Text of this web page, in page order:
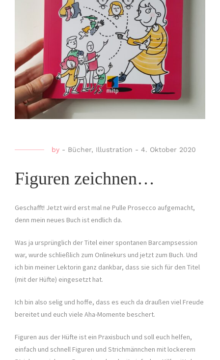
by - Bücher, Illustration - 4. Oktober 2020
Figuren zeichnen…
Geschafft! Jetzt wird erst mal ne Pulle Prosecco aufgemacht,
denn mein neues Buch ist endlich da.
Was ja ursprünglich der Titel einer spontanen Barcampsession
war, wurde schließlich zum Onlinekurs und jetzt zum Buch. Und
ich bin meiner Lektorin ganz dankbar, dass sie sich für den Titel
(mit der Hüfte) eingesetzt hat.
Ich bin also selig und hoffe, dass es euch da draußen viel Freude
bereitet und euch viele Aha-Momente beschert.
Figuren aus der Hüfte ist ein Praxisbuch und soll euch helfen,
einfach und schnell Figuren und Strichmännchen mit lockerem